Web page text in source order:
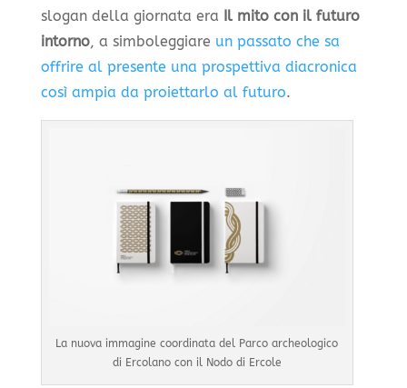
slogan della giornata era Il mito con il futuro
intorno, a simboleggiare un passato che sa
offrire al presente una prospettiva diacronica
così ampia da proiettarlo al futuro.
La nuova immagine coordinata del Parco archeologico
di Ercolano con il Nodo di Ercole